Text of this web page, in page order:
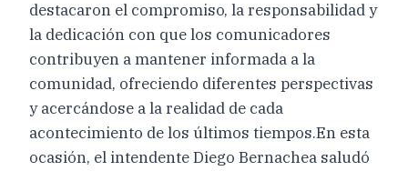
destacaron el compromiso, la responsabilidad y
la dedicación con que los comunicadores
contribuyen a mantener informada a la
comunidad, ofreciendo diferentes perspectivas
y acercándose a la realidad de cada
acontecimiento de los últimos tiempos.En esta
ocasión, el intendente Diego Bernachea saludó